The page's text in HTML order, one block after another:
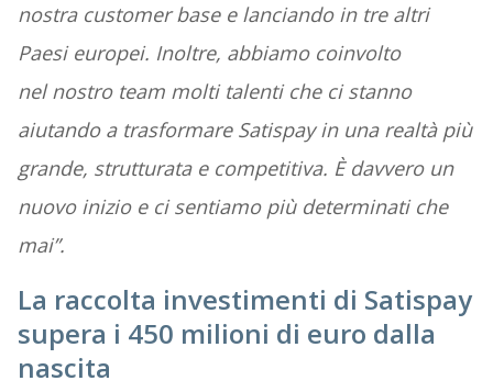
nostra customer base e lanciando in tre altri
Paesi europei. Inoltre, abbiamo coinvolto
nelnostro team molti talenti che ci stanno
aiutando a trasformare Satispay in una realtà più
grande, strutturata e competitiva. È davvero un
nuovo inizio e ci sentiamo più determinati che
mai”.
La raccolta investimenti di Satispay
supera i 450 milioni di euro dalla
nascita